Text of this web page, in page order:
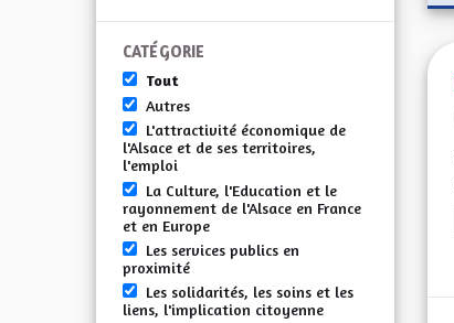
CATÉGORIE
Tout
Autres
L'attractivité économique de
l'Alsace et de ses territoires,
l'emploi
La Culture, l'Education et le
rayonnement de l'Alsace en France
et en Europe
Les services publics en
proximité
Les solidarités, les soins et les
liens, l'implication citoyenne